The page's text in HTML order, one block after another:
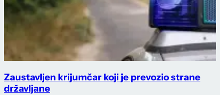
Zaustavljen krijumčar koji je prevozio strane
državljane